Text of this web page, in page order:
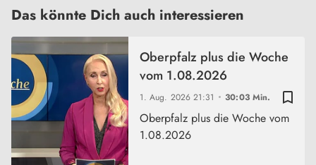
Das könnte Dich auch interessieren
bookmark_border
1. Aug. 202621:31 30:03 Min.
Oberpfalz plus die Woche
vom 1.08.2026
Oberpfalz plus die Woche vom
1.08.2026